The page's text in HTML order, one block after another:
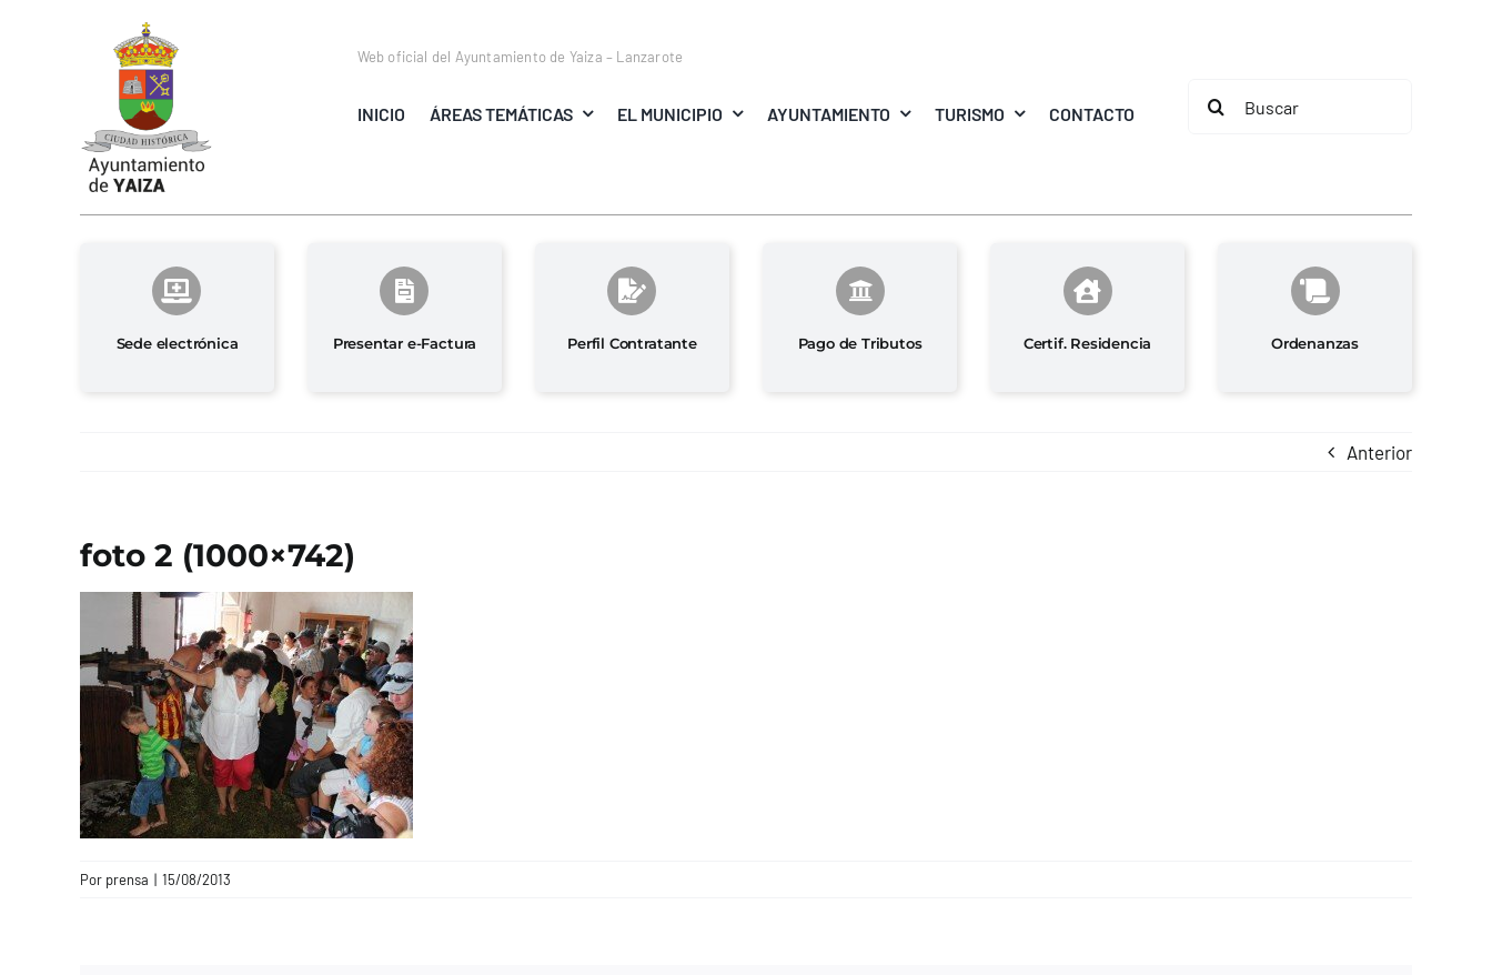
Web oficial del Ayuntamiento de Yaiza – Lanzarote
INICIO ÁREAS TEMÁTICAS EL MUNICIPIO AYUNTAMIENTO TURISMO CONTACTO
Buscar:
Sede electrónica Presentar e-Factura Perfil Contratante Pago de Tributos Certif. Residencia Ordenanzas
Anterior
foto 2 (1000×742)
Por prensa | 15/08/2013